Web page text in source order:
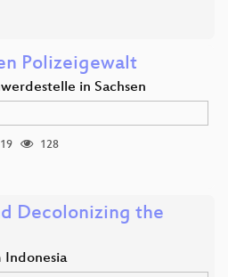
Polizeigewalt
in Sachsen
128
Decolonizing the
Indonesia